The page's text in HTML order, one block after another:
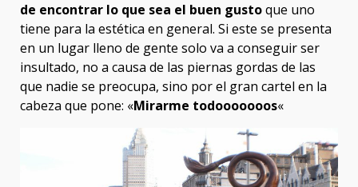
de encontrar lo que sea el buen gustoque uno
tiene para la estética en general. Si este se presenta
en un lugar lleno de gente solo va a conseguir ser
insultado, no a causa de las piernas gordas de las
que nadie se preocupa, sino por el gran cartel en la
cabeza que pone: «Mirarme todooooooos«